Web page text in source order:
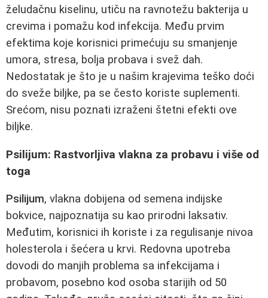
želudačnu kiselinu, utiču na ravnotežu bakterija u
crevima i pomažu kod infekcija. Među prvim
efektima koje korisnici primećuju su smanjenje
umora, stresa, bolja probava i svež dah.
Nedostatak je što je u našim krajevima teško doći
do sveže biljke, pa se često koriste suplementi.
Srećom, nisu poznati izraženi štetni efekti ove
biljke.
Psilijum: Rastvorljiva vlakna za probavu i više od
toga
Psilijum, vlakna dobijena od semena indijske
bokvice, najpoznatija su kao prirodni laksativ.
Međutim, korisnici ih koriste i za regulisanje nivoa
holesterola i šećera u krvi. Redovna upotreba
dovodi do manjih problema sa infekcijama i
probavom, posebno kod osoba starijih od 50